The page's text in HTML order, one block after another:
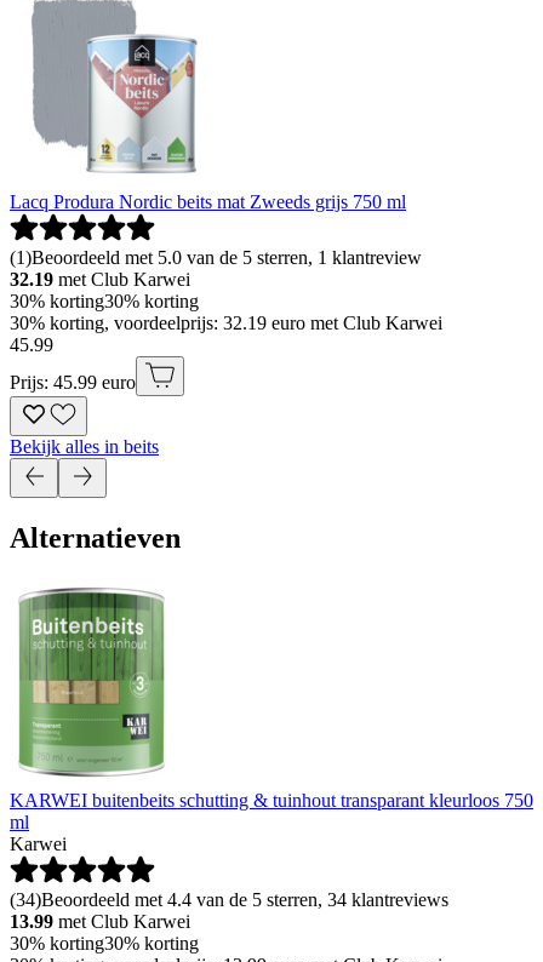
Lacq Produra Nordic beits mat Zweeds grijs 750 ml
(1)Beoordeeld met 5.0 van de 5 sterren, 1 klantreview
32.19 met Club Karwei
30% korting30% korting
30% korting, voordeelprijs: 32.19 euro met Club Karwei
45.99
Prijs: 45.99 euro
Bekijk alles in beits
Alternatieven
KARWEI buitenbeits schutting & tuinhout transparant kleurloos 750
ml
Karwei
(34)Beoordeeld met 4.4 van de 5 sterren, 34 klantreviews
13.99 met Club Karwei
30% korting30% korting